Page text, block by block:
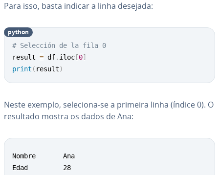
Para isso, basta indicar a linha desejada:
# Selección de la fila 0
result = df. iloc [0]
print ( result)
python
Neste exemplo, seleciona-se a primeira linha (índice 0). O
resultado mostra os dados de Ana:
Nombre       Ana
Edad         28